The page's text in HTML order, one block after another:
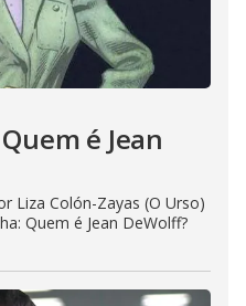
é Jean
Liza Colón-Zayas (O Urso)
Quem é Jean DeWolff?